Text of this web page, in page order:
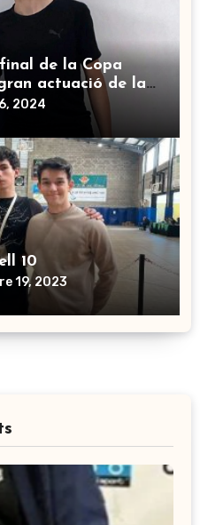
de la Copa
actuació de la
Martí
2024
10
19, 2023